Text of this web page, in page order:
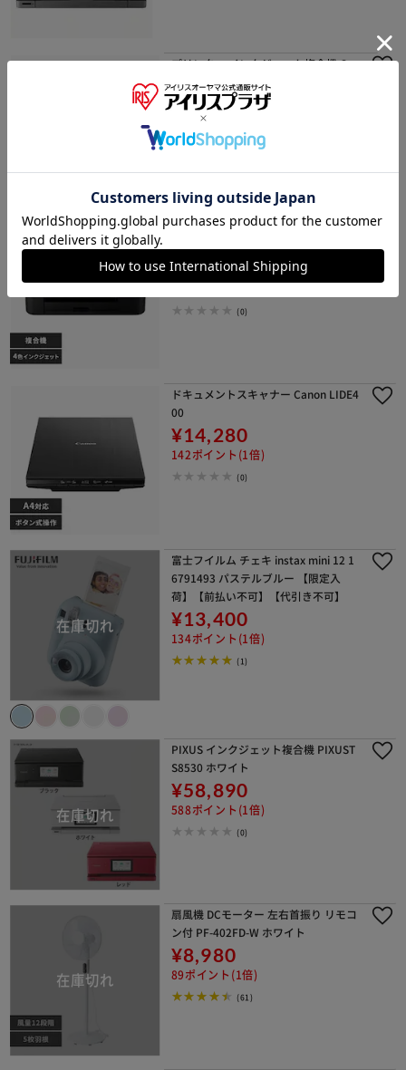
プリンター インクジェット複合機 Can
on PIXUSTS7530BK
¥27,800
278ポイント(1倍)
(0)
プリンター インクジェット複合機 Can
on PIXUSTS5430BK
¥19,580
(0)
ドキュメントスキャナー Canon LIDE4
00
¥14,280
142ポイント(1倍)
(0)
富士フイルム チェキ instax mini 12 1
6791493 パステルブルー 【限定入
荷】【前払い不可】【代引き不可】
¥13,400
134ポイント(1倍)
(1)
PIXUS インクジェット複合機 PIXUST
S8530 ホワイト
¥58,890
588ポイント(1倍)
(0)
扇風機 DCモーター 左右首振り リモコ
ン付 PF-402FD-W ホワイト
¥8,980
89ポイント(1倍)
(61)